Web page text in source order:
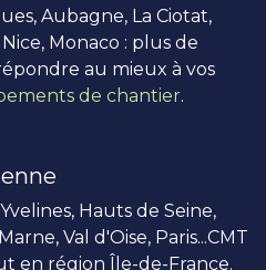
Aubagne, La Ciotat,
Monaco : plus de
au mieux à vos
de chantier.
Hauts de Seine,
Val d'Oise, Paris...CMT
en région Île-de-France.